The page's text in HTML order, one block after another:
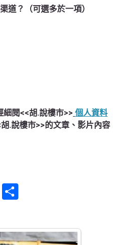
道？（可選多於一項）
閱<<胡.說樓市>> 個人資料
.說樓市>>的文章、影片內容
Copy